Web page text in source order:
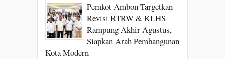
Pemkot Ambon Targetkan
Revisi RTRW & KLHS
Rampung Akhir Agustus,
Siapkan Arah Pembangunan
Kota Modern